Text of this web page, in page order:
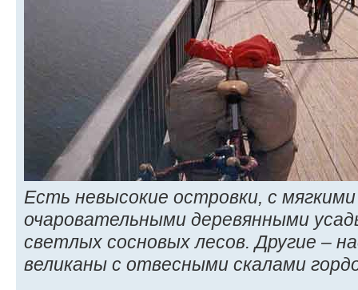
Есть невысокие островки, с
очаровательными деревянными
светлых сосновых лесов. Другие –
великаны с отвесными скалами